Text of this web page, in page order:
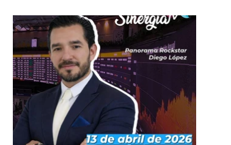
clave para ajustar tu sistema!